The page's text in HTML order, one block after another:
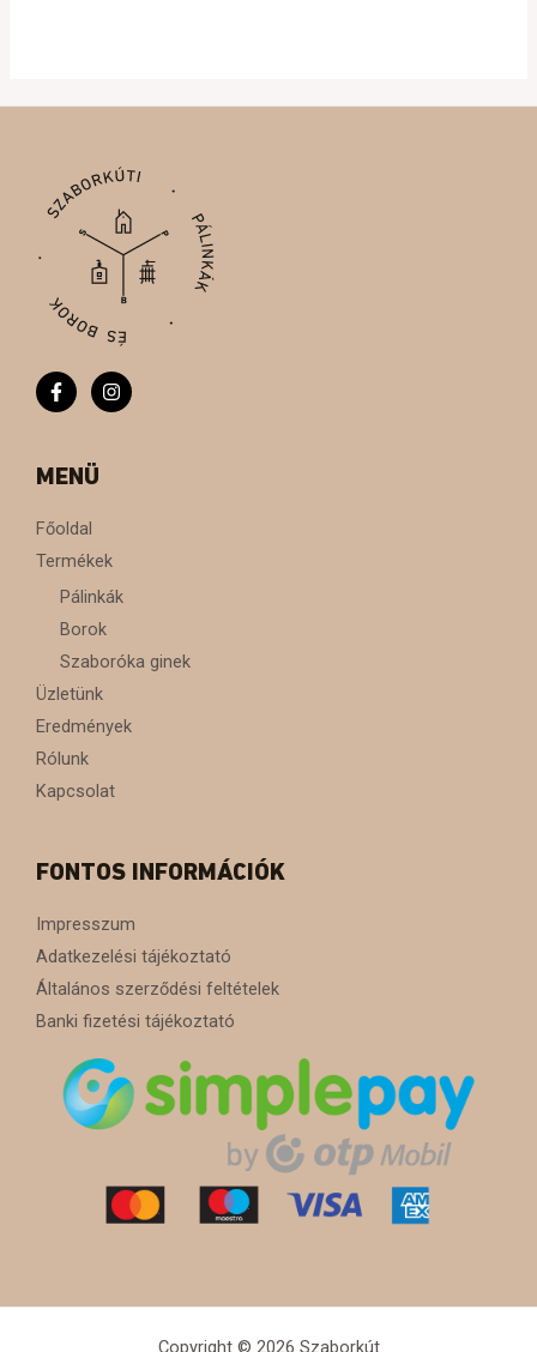
MENÜ
Főoldal
Termékek
Pálinkák
Borok
Szaboróka ginek
Üzletünk
Eredmények
Rólunk
Kapcsolat
FONTOS INFORMÁCIÓK
Impresszum
Adatkezelési tájékoztató
Általános szerződési feltételek
Banki fizetési tájékoztató
Copyright © 2026 Szaborkút